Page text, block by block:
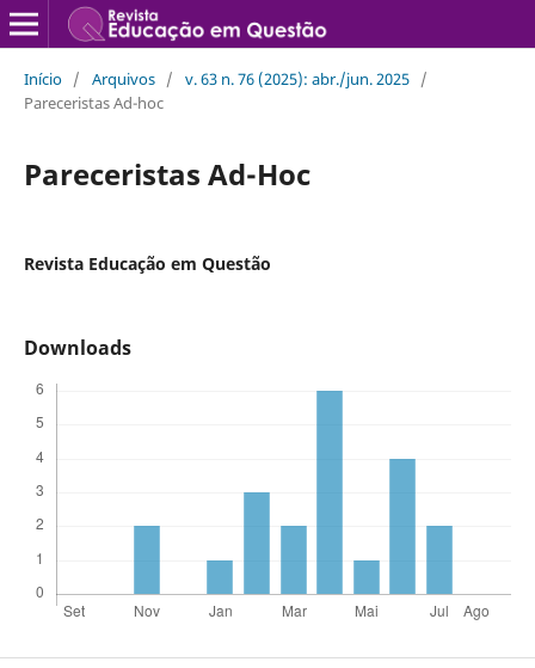
Início / Arquivos / v. 63 n. 76 (2025): abr./jun. 2025 /
Pareceristas Ad-hoc
Pareceristas Ad-Hoc
Revista Educação em Questão
Downloads